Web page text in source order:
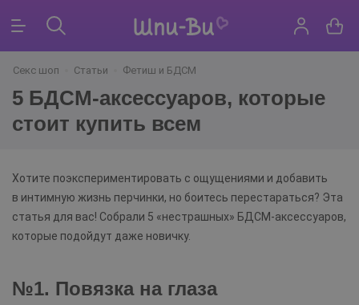
Секс шоп Статьи Фетиш и БДСМ
5 БДСМ-аксессуаров, которые
стоит купить всем
Хотите поэкспериментировать с ощущениями и добавить
в интимную жизнь перчинки, но боитесь перестараться? Эта
статья для вас! Собрали 5 «нестрашных» БДСМ-аксессуаров,
которые подойдут даже новичку.
№1. Повязка на глаза